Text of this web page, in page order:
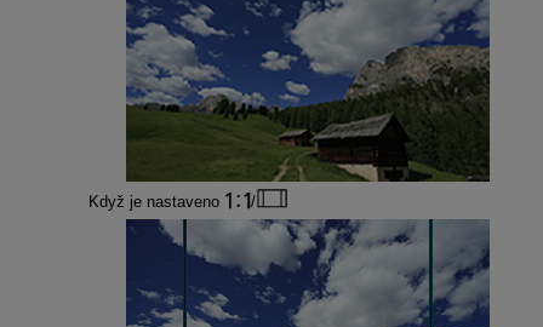
Když je nastaveno /